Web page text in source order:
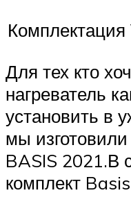
Для тех кто
нагреватель
установить в
мы
BASIS 2021.В
комплект